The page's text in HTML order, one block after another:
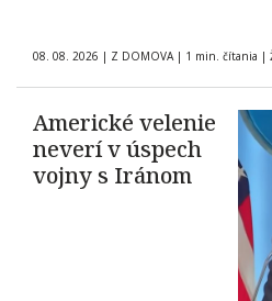
08. 08. 2026 | Z DOMOVA | 1 min. čítania |
Americké velenie
neverí v úspech
vojny s Iránom